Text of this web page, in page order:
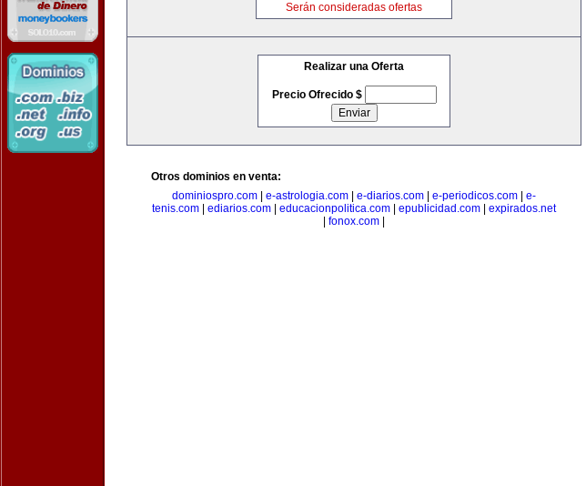
Serán consideradas ofertas
Realizar una Oferta
Precio Ofrecido $
Otros dominios en venta:
dominiospro.com
e-astrologia.com e-diarios.com e-periodicos.com
e-
tenis.com
ediarios.com educacionpolitica.com epublicidad.com
expirados.net
fonox.com